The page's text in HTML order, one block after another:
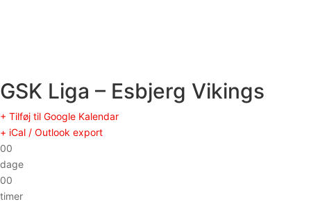
GSK Liga – Esbjerg Vikings
+ Tilføj til Google Kalendar
+ iCal / Outlook export
00
dage
00
timer